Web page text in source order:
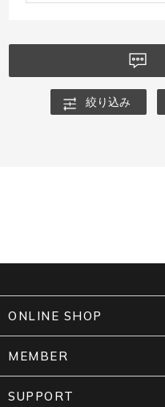
絞り込み
ONLINE SHOP
MEMBER
SUPPORT